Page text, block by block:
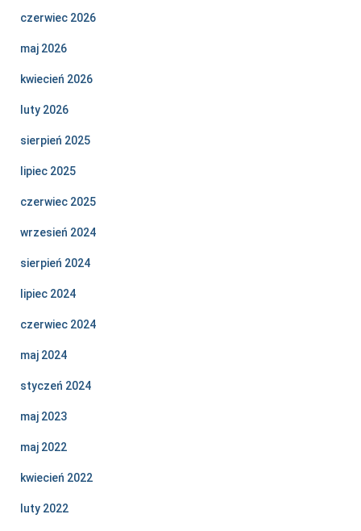
czerwiec 2026
maj 2026
kwiecień 2026
luty 2026
sierpień 2025
lipiec 2025
czerwiec 2025
wrzesień 2024
sierpień 2024
lipiec 2024
czerwiec 2024
maj 2024
styczeń 2024
maj 2023
maj 2022
kwiecień 2022
luty 2022